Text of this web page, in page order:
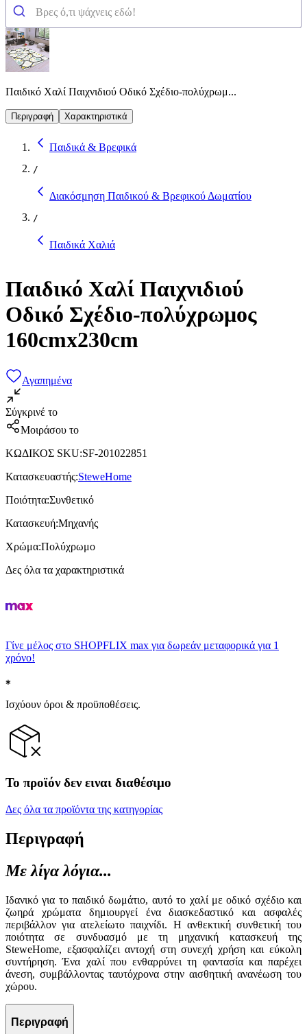
Παιδικό Χαλί Παιχνιδιού Οδικό Σχέδιο-πολύχρωμ...
Περιγραφή Χαρακτηριστικά
Παιδικά & Βρεφικά
/
Διακόσμηση Παιδικού & Βρεφικού Δωματίου
/
Παιδικά Χαλιά
Παιδικό Χαλί Παιχνιδιού
Οδικό Σχέδιο-πολύχρωμος
160cmx230cm
Αγαπημένα
Σύγκρινέ το
Μοιράσου το
ΚΩΔΙΚΟΣ SKU:SF-201022851
Κατασκευαστής:SteweHome
Ποιότητα:Συνθετικό
Κατασκευή:Μηχανής
Χρώμα:Πολύχρωμο
Δες όλα τα χαρακτηριστικά
Γίνε μέλος στο SHOPFLIX max για δωρεάν μεταφορικά για 1
χρόνο!
Ισχύουν όροι & προϋποθέσεις.
Το προϊόν δεν ειναι διαθέσιμο
Δες όλα τα προϊόντα της κατηγορίας
Περιγραφή
Με λίγα λόγια...
Ιδανικό για το παιδικό δωμάτιο, αυτό το χαλί με οδικό σχέδιο και
ζωηρά χρώματα δημιουργεί ένα διασκεδαστικό και ασφαλές
περιβάλλον για ατελείωτο παιχνίδι. Η ανθεκτική συνθετική του
ποιότητα σε συνδυασμό με τη μηχανική κατασκευή της
SteweHome, εξασφαλίζει αντοχή στη συνεχή χρήση και εύκολη
συντήρηση. Ένα χαλί που ενθαρρύνει τη φαντασία και παρέχει
άνεση, συμβάλλοντας ταυτόχρονα στην αισθητική ανανέωση του
χώρου.
Περιγραφή